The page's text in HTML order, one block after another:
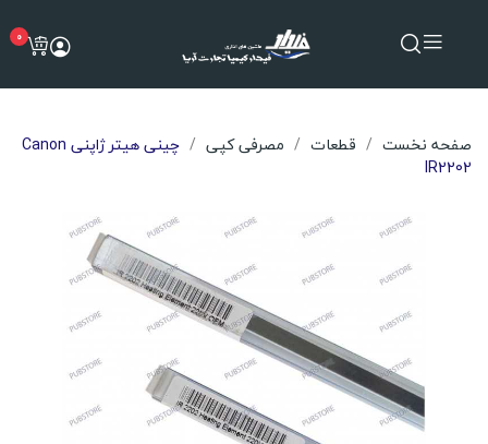
0
صفحه نخست قطعات مصرفی کپی
چینی هیتر ژاپنی Canon
IR2202